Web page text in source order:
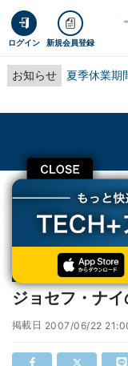
ログイン 新規会員登録
お知らせ 夏季休業期
TECH+ 企業IT 企
連載
世界の街角から
ジョセフ・ナ
掲載日 2007/06/22